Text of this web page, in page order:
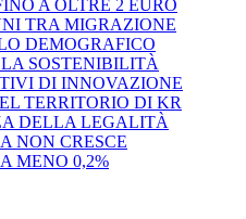
A OLTRE 2 EURO
TRA MIGRAZIONE
DEMOGRAFICO
SOSTENIBILITÀ
DI INNOVAZIONE
TERRITORIO DI KR
DELLA LEGALITÀ
NON CRESCE
MENO 0,2%